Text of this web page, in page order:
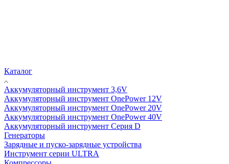
Каталог
Аккумуляторный инструмент 3,6V
Аккумуляторный инструмент OnePower 12V
Аккумуляторный инструмент OnePower 20V
Аккумуляторный инструмент OnePower 40V
Аккумуляторный инструмент Серия D
Генераторы
Зарядные и пуско-зарядные устройства
Инструмент серии ULTRA